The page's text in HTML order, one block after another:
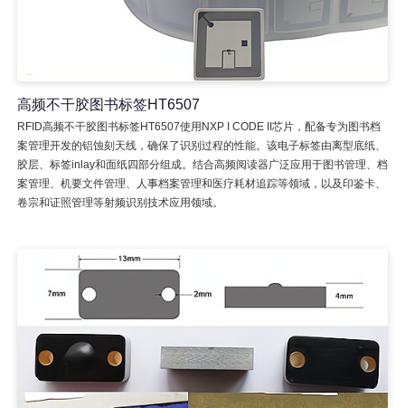
高频不干胶图书标签HT6507
RFID高频不干胶图书标签HT6507使用NXP I CODE II芯片，配备专为图书档
案管理开发的铝蚀刻天线，确保了识别过程的性能。该电子标签由离型底纸、
胶层、标签inlay和面纸四部分组成。结合高频阅读器广泛应用于图书管理、档
案管理、机要文件管理、人事档案管理和医疗耗材追踪等领域，以及印鉴卡、
卷宗和证照管理等射频识别技术应用领域。